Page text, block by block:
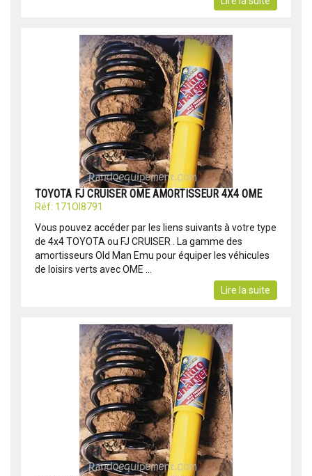
TOYOTA FJ CRUISER OME AMORTISSEUR 4X4 OME
Réf: 171OI8791
Vous pouvez accéder par les liens suivants à votre type
de 4x4 TOYOTA ou FJ CRUISER . La gamme des
amortisseurs Old Man Emu pour équiper les véhicules
de loisirs verts avec OME ...
Lire la suite